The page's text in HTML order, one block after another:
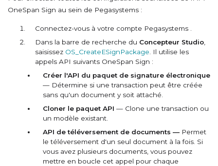
OneSpan Sign au sein de Pegasystems :
Connectez-vous à votre compte Pegasystems
Dans la barre de recherche du Concepteur Studio
saisissez OS_CreateESignPackage . Il utilise les
appels API suivants OneSpan Sign :
Créer l'API du paquet de signature électronique
— Détermine si une transaction peut être créée
sans qu'un document y soit attaché.
Cloner le paquet API — Clone une transaction ou
un modèle existant.
API de téléversement de documents — Permet
le téléversement d'un seul document à la fois. Si
vous avez plusieurs documents, vous pouvez
mettre en boucle cet appel pour chaque